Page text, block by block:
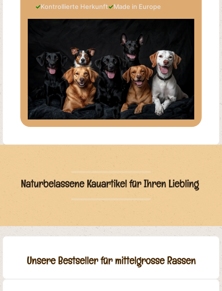
✓Kontrollierte Herkunft✓Made in Europe
Naturbelassene Kauartikel für Ihren Liebling
Unsere Bestseller für mittelgrosse Rassen